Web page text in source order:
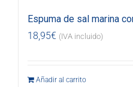
Espuma de sal marina
18,95€ (IVA incluido)
Añadir al carrito